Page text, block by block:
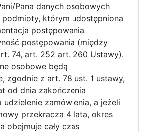
Pana danych osobowych
którym udostępniona
postępowania
postępowania (między
74, art. 252 art. 260 Ustawy).
osobowe będą
zgodnie z art. 78 ust. 1 ustawy,
od dnia zakończenia
udzielenie zamówienia, a jeżeli
przekracza 4 lata, okres
obejmuje cały czas